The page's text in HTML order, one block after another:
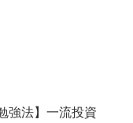
強法】一流投資